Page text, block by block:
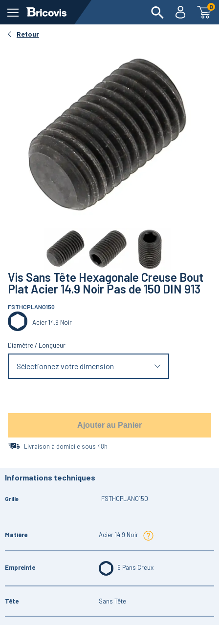
0
Retour
Vis Sans Tête Hexagonale Creuse Bout
Plat Acier 14.9 Noir Pas de 150 DIN 913
FSTHCPLANO150
Acier 14.9 Noir
Diamètre/ Longueur
Sélectionnez votre dimension
Ajouter au Panier
Livraison à domicile sous 48h
Informations techniques
Grille FSTHCPLANO150
Matière Acier 14.9 Noir
Empreinte 6 Pans Creux
Tête Sans Tête